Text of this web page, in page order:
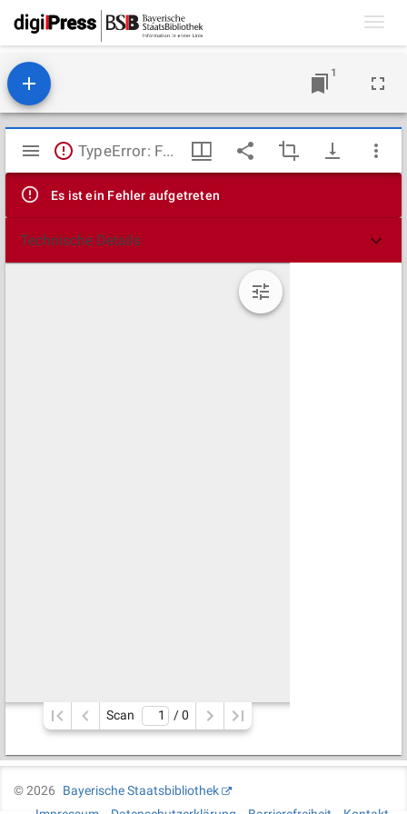
1
Mirador
Viewer
TypeError: Failed to fetch
Es ist ein Fehler aufgetreten
Technische Details
Scan / 0
©2026
Bayerische Staatsbibliothek